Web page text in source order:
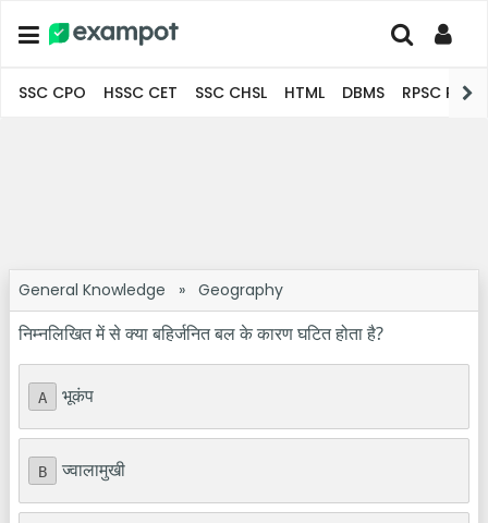
SSC CPO HSSC CET SSC CHSL HTML DBMS RPSC
General Knowledge » Geography
निम्नलिखित में से क्या बहिर्जनित बल के कारण घटित होता है?
A भूकंप
B ज्वालामुखी